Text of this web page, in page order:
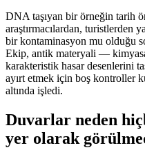
DNA taşıyan bir örneğin tarih
araştırmacılardan, turistlerden
bir kontaminasyon mu olduğu
Ekip, antik materyali —
karakteristik hasar desenlerini
ayırt etmek için boş kontroller
altında işledi.
Duvarlar neden
yer olarak